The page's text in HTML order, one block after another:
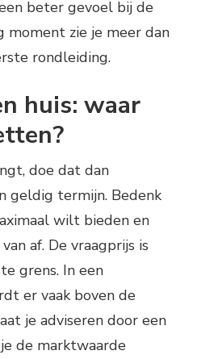
beter gevoel bij de
moment zie je meer dan
rondleiding.
huis: waar
doe dat dan
geldig termijn. Bedenk
wilt bieden en
af. De vraagprijs is
grens. In een
er vaak boven de
je adviseren door een
de marktwaarde